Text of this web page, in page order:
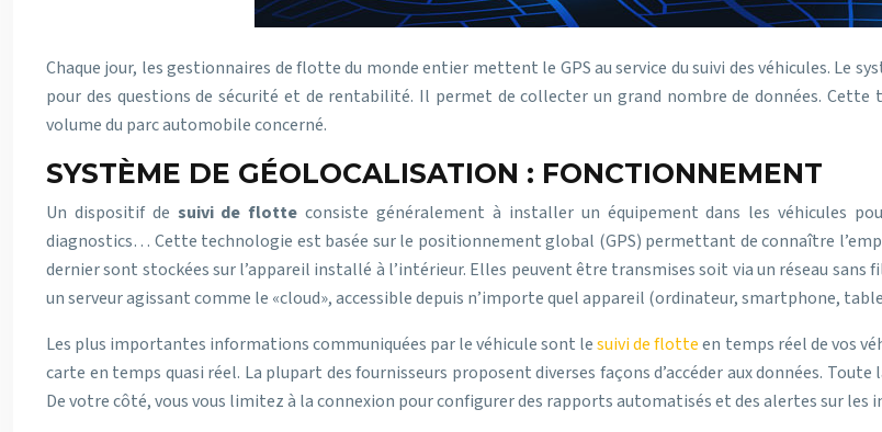
Chaque jour, les gestionnaires de flotte du monde entier mettent le GPS au service du suivi des véhicules. Le
pour des questions de sécurité et de rentabilité. Il permet de collecter un grand nombre de données.
volume du parc automobile concerné.
SYSTÈME DE GÉOLOCALISATION : FONCTIONNEMENT
Un dispositif de suivi de flotte consiste généralement à installer un équipement dans les véhicules
diagnostics… Cette technologie est basée sur le positionnement global (GPS) permettant de connaître
dernier sont stockées sur l’appareil installé à l’intérieur. Elles peuvent être transmises soit via un réseau
un serveur agissant comme le «cloud», accessible depuis n’importe quel appareil (ordinateur, smartphone,
Les plus importantes informations communiquées par le véhicule sont lesuivi de flotteen temps réel de vos
carte en temps quasi réel. La plupart des fournisseurs proposent diverses façons d’accéder aux données.
De votre côté, vous vous limitez à la connexion pour configurer des rapports automatisés et des alertes sur